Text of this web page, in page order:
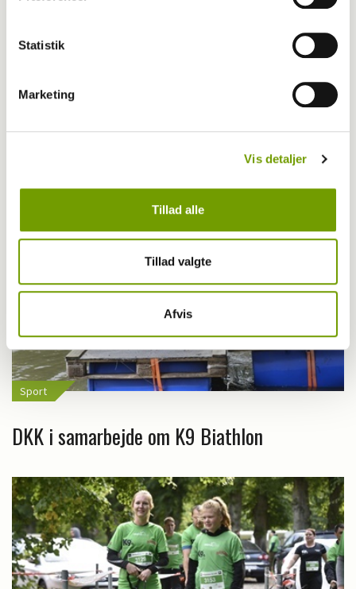
Statistik
Marketing
Vis detaljer
Tillad alle
Tillad valgte
Afvis
Aktuelt
Crazy Dog Days ser dagens lys
Sport
DKK i samarbejde om K9 Biathlon